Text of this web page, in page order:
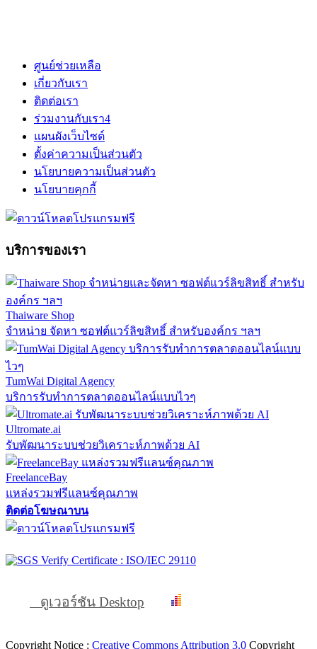
ศูนย์ช่วยเหลือ
เกี่ยวกับเรา
ติดต่อเรา
ร่วมงานกับเรา4
แผนผังเว็บไซต์
ตั้งค่าความเป็นส่วนตัว
นโยบายความเป็นส่วนตัว
นโยบายคุกกี้
บริการของเรา
Thaiware Shop
จำหน่าย จัดหา ซอฟต์แวร์ลิขสิทธิ์ สำหรับองค์กร ฯลฯ
TumWai Digital Agency
บริการรับทำการตลาดออนไลน์แบบไวๆ
Ultromate.ai
รับพัฒนาระบบช่วยวิเคราะห์ภาพด้วย AI
FreelanceBay
แหล่งรวมฟรีแลนซ์คุณภาพ
ติดต่อโฆษณาบน
ดูเวอร์ชัน Desktop
Copyright Notice : Creative Commons Attribution 3.0 Copyright